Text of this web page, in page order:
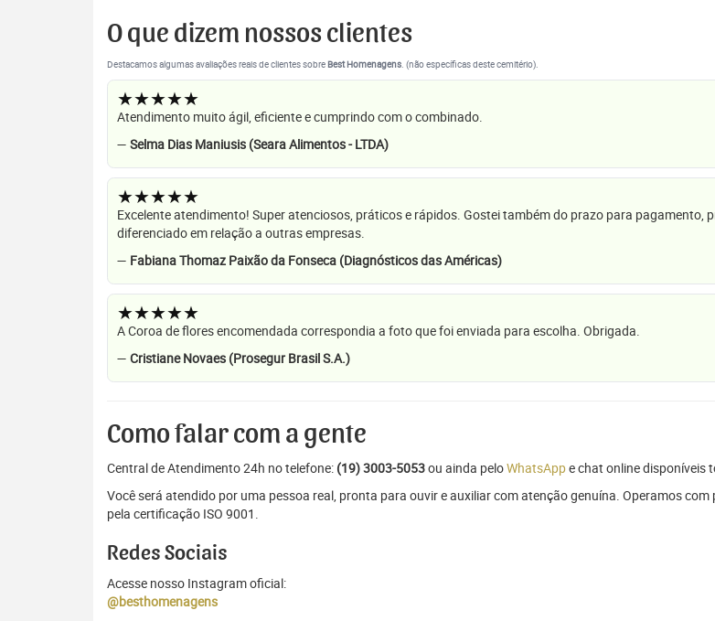
O que dizem nossos clientes
Destacamos algumas avaliações reais de clientes sobreBest Homenagens. (não específicas deste cemitério).
★★★★★
Atendimento muito ágil, eficiente e cumprindo com o combinado.
— Selma Dias Maniusis (Seara Alimentos - LTDA)
★★★★★
Excelente atendimento! Super atenciosos, práticos e rápidos. Gostei também do prazo para
diferenciado em relação a outras empresas.
— Fabiana Thomaz Paixão da Fonseca (Diagnósticos das Américas)
★★★★★
A Coroa de flores encomendada correspondia a foto que foi enviada para escolha. Obrigada.
— Cristiane Novaes (Prosegur Brasil S.A.)
Como falar com a gente
Central de Atendimento 24h no telefone: (19) 3003-5053ou ainda peloWhatsAppe chat online disponíveis
Você será atendido por uma pessoa real, pronta para ouvir e auxiliar com atenção genuína. Operamos
pela certificação ISO 9001.
Redes Sociais
Acesse nosso Instagram oficial:
@besthomenagens